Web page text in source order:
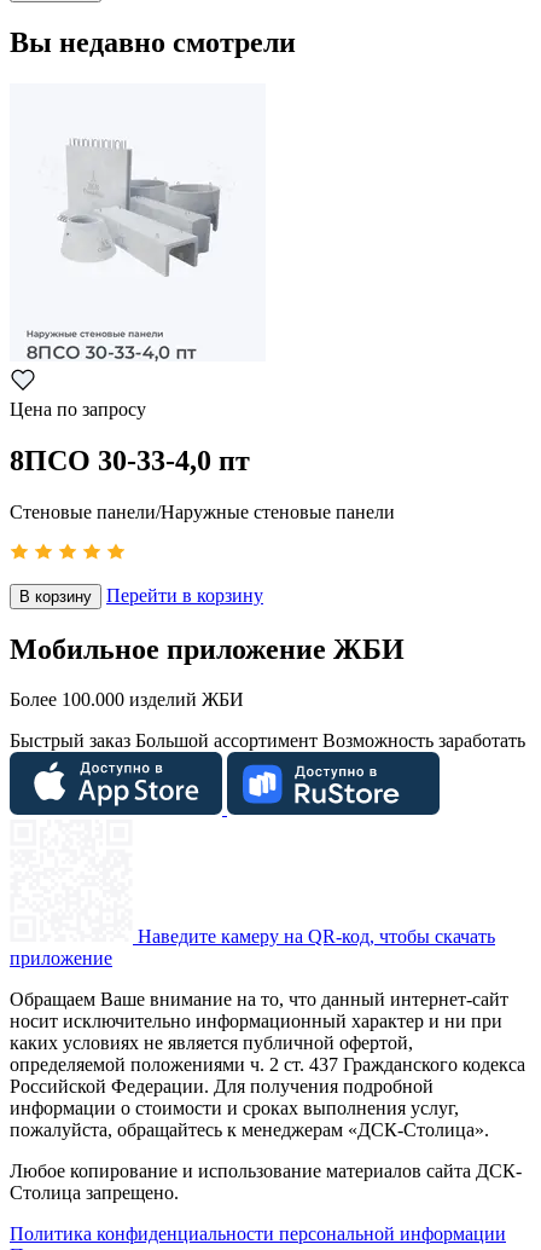
Вы недавно смотрели
Цена по запросу
8ПСО 30-33-4,0 пт
Стеновые панели/Наружные стеновые панели
В корзину Перейти в корзину
Мобильное приложение ЖБИ
Более 100.000 изделий ЖБИ
Быстрый заказ Большой ассортимент Возможность заработать
Наведите камеру на QR-код, чтобы скачать
приложение
Обращаем Ваше внимание на то, что данный интернет-сайт
носит исключительно информационный характер и ни при
каких условиях не является публичной офертой,
определяемой положениями ч. 2 ст. 437 Гражданского кодекса
Российской Федерации. Для получения подробной
информации о стоимости и сроках выполнения услуг,
пожалуйста, обращайтесь к менеджерам «ДСК-Столица».
Любое копирование и использование материалов сайта ДСК-
Столица запрещено.
Политика конфиденциальности персональной информации